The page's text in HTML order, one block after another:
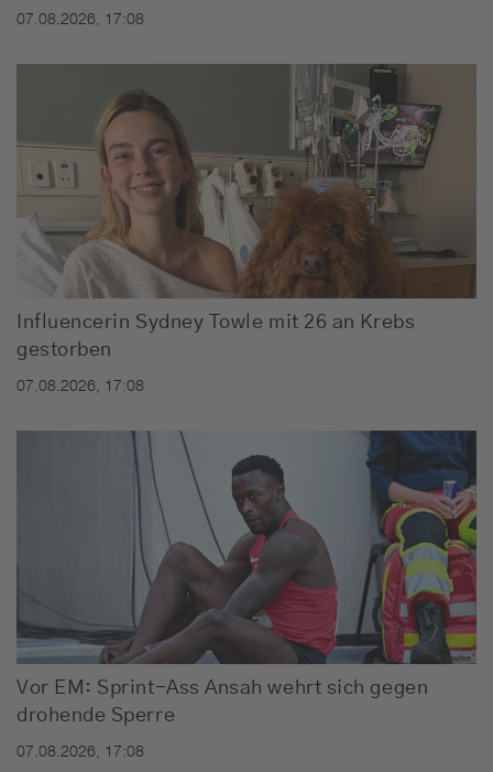
07.08.2026, 17:08
Influencerin Sydney Towle mit 26 an Krebs
gestorben
07.08.2026, 17:08
Vor EM: Sprint-Ass Ansah wehrt sich gegen
drohende Sperre
07.08.2026, 17:08